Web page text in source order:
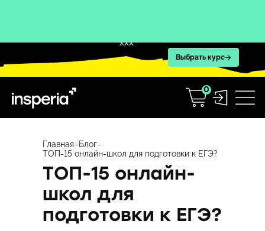
содержимому
XXX
Выбрать курс
0
Главная–Блог–
ТОП-15 онлайн-школ для подготовки к ЕГЭ?
ТОП-15 онлайн-
школ для
подготовки к ЕГЭ?